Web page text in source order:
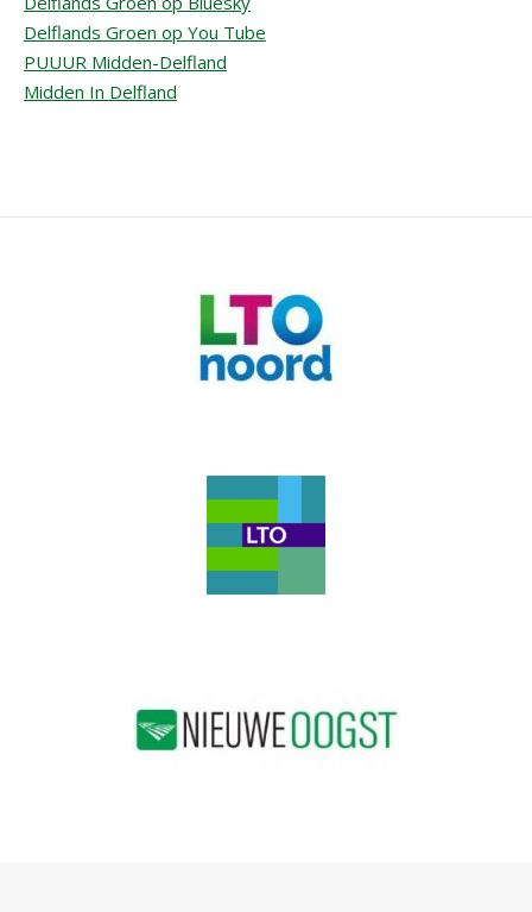
Delflands Groen op You Tube
PUUUR Midden-Delfland
Midden In Delfland